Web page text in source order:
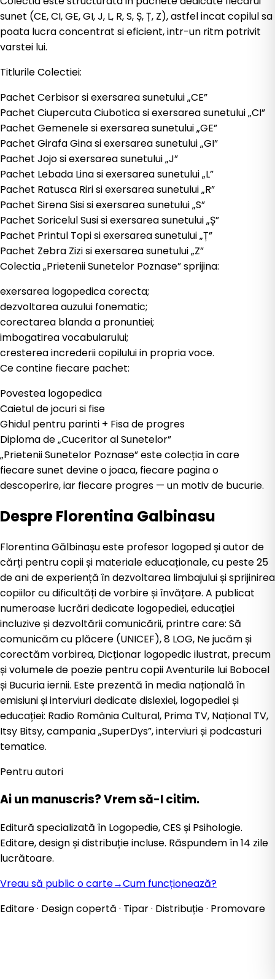
sunet (CE, CI, GE, GI, J, L, R, S, Ș, Ț, Z), astfel incat copilul sa
poata lucra concentrat si eficient, intr-un ritm potrivit
varstei lui.
Titlurile Colectiei:
Pachet Cerbisor si exersarea sunetului „CE”
Pachet Ciupercuta Ciubotica si exersarea sunetului „CI”
Pachet Gemenele si exersarea sunetului „GE”
Pachet Girafa Gina si exersarea sunetului „GI”
Pachet Jojo si exersarea sunetului „J”
Pachet Lebada Lina si exersarea sunetului „L”
Pachet Ratusca Riri si exersarea sunetului „R”
Pachet Sirena Sisi si exersarea sunetului „S”
Pachet Soricelul Susi si exersarea sunetului „Ș”
Pachet Printul Topi si exersarea sunetului „Ț”
Pachet Zebra Zizi si exersarea sunetului „Z”
Colectia „Prietenii Sunetelor Poznase” sprijina:
exersarea logopedica corecta;
dezvoltarea auzului fonematic;
corectarea blanda a pronuntiei;
imbogatirea vocabularului;
cresterea increderii copilului in propria voce.
Ce contine fiecare pachet:
Povestea logopedica
Caietul de jocuri si fise
Ghidul pentru parinti + Fisa de progres
Diploma de „Cuceritor al Sunetelor”
„Prietenii Sunetelor Poznase” este colecția în care
fiecare sunet devine o joaca, fiecare pagina o
descoperire, iar fiecare progres — un motiv de bucurie.
DespreFlorentina Galbinasu
Florentina Gălbinașu este profesor logoped și autor de
cărți pentru copii și materiale educaționale, cu peste 25
de ani de experiență în dezvoltarea limbajului și sprijinirea
copiilor cu dificultăți de vorbire și învățare. A publicat
numeroase lucrări dedicate logopediei, educației
incluzive și dezvoltării comunicării, printre care: Să
comunicăm cu plăcere (UNICEF), 8 LOG, Ne jucăm și
corectăm vorbirea, Dicționar logopedic ilustrat, precum
și volumele de poezie pentru copii Aventurile lui Bobocel
și Bucuria iernii. Este prezentă în media națională în
emisiuni și interviuri dedicate dislexiei, logopediei și
educației: Radio România Cultural, Prima TV, Național TV,
Itsy Bitsy, campania „SuperDys”, interviuri și podcasturi
tematice.
Pentru autori
Ai un manuscris?Vrem să-l citim.
Editură specializată în Logopedie, CES și Psihologie.
Editare, design și distribuție incluse. Răspundem în 14 zile
lucrătoare.
Vreau să public o carte→Cum funcționează?
Editare · Design copertă · Tipar · Distribuție · Promovare